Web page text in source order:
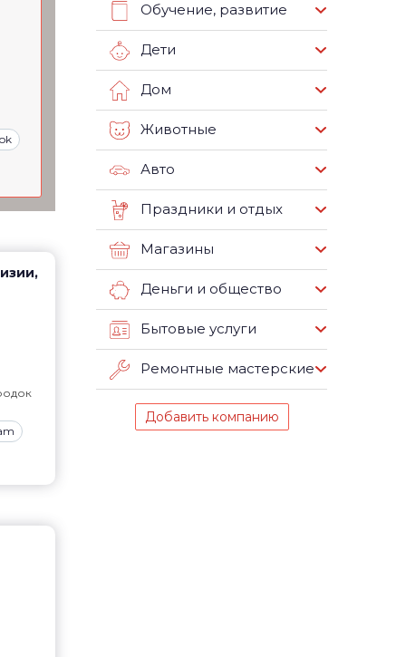
Обучение, развитие
Дети
Дом
Животные
Авто
Праздники и отдых
Магазины
Деньги и общество
Бытовые услуги
Ремонтные мастерские
Добавить компанию